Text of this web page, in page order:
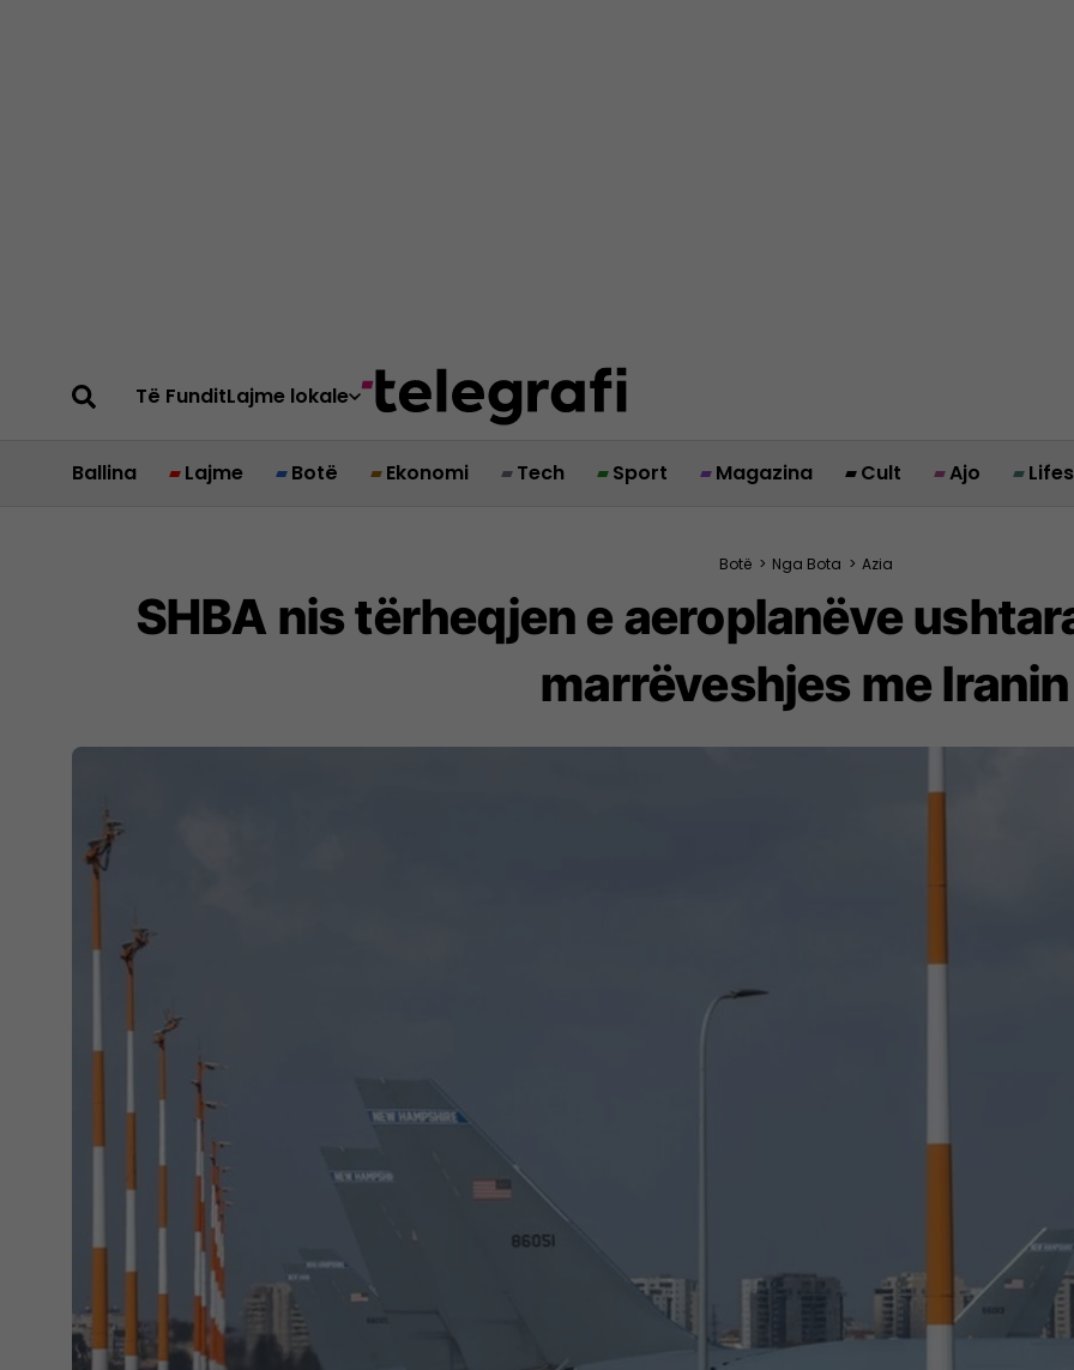
Të FunditLajme lokale
Ballina Lajme Botë Ekonomi Tech Sport Magazina Cult Ajo
Botë > Nga Bota > Azia
SHBA nis tërheqjen e aeroplanëve
marrëveshjes me Iranin